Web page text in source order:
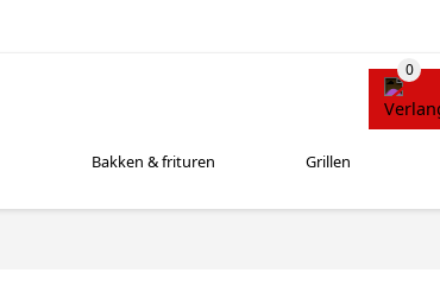
Bakken & frituren Grillen